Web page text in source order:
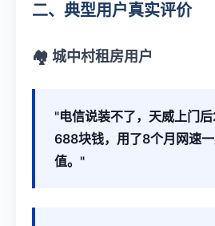
二、典型用户真实评价
🏘 城中村租房用户
"电信说装不了，天威上门
688块钱，用了8个月网速
值。"